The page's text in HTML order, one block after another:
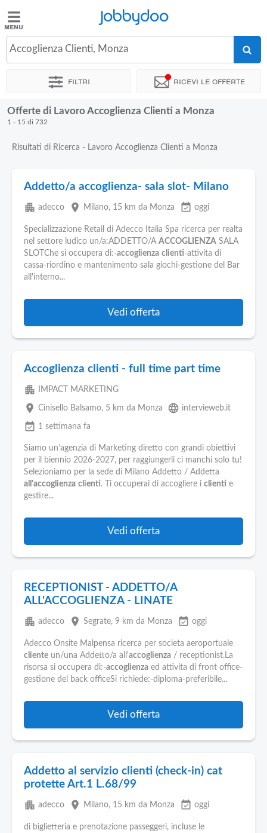
Jobbydoo
Offerte
Stipendi
Blog
Pubblica
Offerte
Aziende
Jobbydoo
Accoglienza Clienti, Monza
Filtri Ricevi le offerte
Offerte di Lavoro Accoglienza Clienti a Monza
1 - 15 di 732
Risultati di Ricerca - Lavoro Accoglienza Clienti a Monza
Addetto/a accoglienza- sala slot- Milano
apartment adecco place Milano, 15 km da Monza event_available oggi
Specializzazione Retail di Adecco Italia Spa ricerca per realta
nel settore ludico un/a:ADDETTO/A ACCOGLIENZA SALA
SLOTChe si occupera di:-accoglienza clienti-attivita di
cassa-riordino e mantenimento sala giochi-gestione del Bar
all'interno...
Vedi offerta
Accoglienza clienti - full time part time
apartment IMPACT MARKETING
place Cinisello Balsamo, 5 km da Monza language intervieweb.it
event_available 1 settimana fa
Siamo un’agenzia di Marketing diretto con grandi obiettivi
per il biennio 2026-2027, per raggiungerli ci manchi solo tu!
Selezioniamo per la sede di Milano Addetto / Addetta
all'accoglienza clienti. Ti occuperai di accogliere i clienti e
gestire...
Vedi offerta
RECEPTIONIST - ADDETTO/A
ALL'ACCOGLIENZA - LINATE
apartment adecco place Segrate, 9 km da Monza event_available oggi
Adecco Onsite Malpensa ricerca per societa aeroportuale
cliente un/una Addetto/a all'accoglienza / receptionist.La
risorsa si occupera di:-accoglienza ed attivita di front office-
gestione del back officeSi richiede:-diploma-preferibile...
Vedi offerta
Addetto al servizio clienti (check-in) cat
protette Art.1 L.68/99
apartment adecco place Milano, 15 km da Monza event_available oggi
di biglietteria e prenotazione passeggeri, incluse le